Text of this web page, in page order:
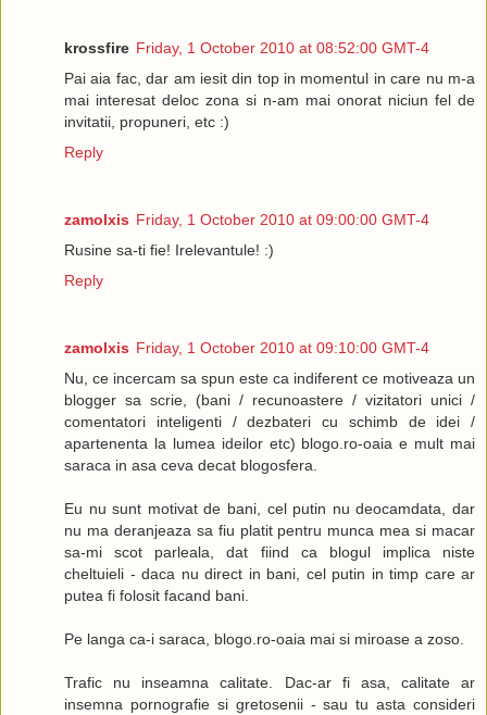
wondering about is the image of the ad. I did not plan to have
surely be the best option for performance issues and would
clutter for your readers.
The ad is as follows:
Only thing that is in link format is "…", the rest is regular text.
Done. :)
I will try to look at the market and possibly formalize
blog. When that's done, I will probably add a short blurb in
your ad in any way, but if you wish, I will let you know when
you can review it.
I might also announce the advertising rules in an article and
sponsor. Would you like me to paste your code in the article
If not, I would just draw attention to your link in the sidebar.
I will also mention this in a personal blog in a foreign
to ** , but if you wish, I could also add your *** link.
krossfire Friday, 1 October 2010 at 08:52:00 GMT-4
Pai aia fac, dar am iesit din top in momentul in care nu m-a
mai interesat deloc zona si n-am mai onorat niciun fel de
invitatii, propuneri, etc :)
Reply
zamolxis Friday, 1 October 2010 at 09:00:00 GMT-4
Rusine sa-ti fie! Irelevantule! :)
Reply
zamolxis Friday, 1 October 2010 at 09:10:00 GMT-4
Nu, ce incercam sa spun este ca indiferent ce motiveaza un
blogger sa scrie, (bani / recunoastere / vizitatori unici /
comentatori inteligenti / dezbateri cu schimb de idei /
apartenenta la lumea ideilor etc) blogo.ro-oaia e mult mai
saraca in asa ceva decat blogosfera.
Eu nu sunt motivat de bani, cel putin nu deocamdata, dar
nu ma deranjeaza sa fiu platit pentru munca mea si macar
sa-mi scot parleala, dat fiind ca blogul implica niste
cheltuieli - daca nu direct in bani, cel putin in timp care ar
putea fi folosit facand bani.
Pe langa ca-i saraca, blogo.ro-oaia mai si miroase a zoso.
Trafic nu inseamna calitate. Dac-ar fi asa, calitate ar
insemna pornografie si gretosenii - sau tu asta consideri